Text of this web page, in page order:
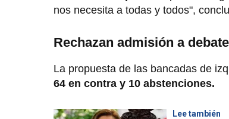
nos necesita a todas y todos",
Rechazan admisión a
La propuesta de las bancadas de
64 en contra y 10 abstenciones.
Lee también